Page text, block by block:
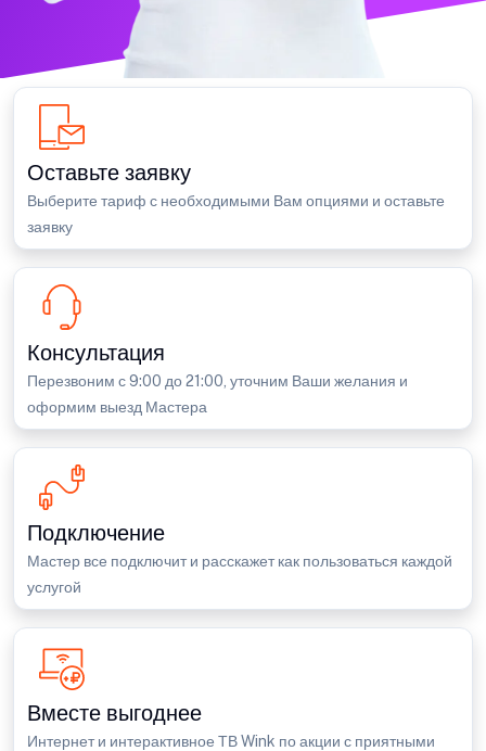
Оставьте заявку
Выберите тариф с необходимыми Вам опциями и оставьте
заявку
Консультация
Перезвоним с 9:00 до 21:00, уточним Ваши желания и
оформим выезд Мастера
Подключение
Мастер все подключит и расскажет как пользоваться каждой
услугой
Вместе выгоднее
Интернет и интерактивное ТВ Wink по акции с приятными